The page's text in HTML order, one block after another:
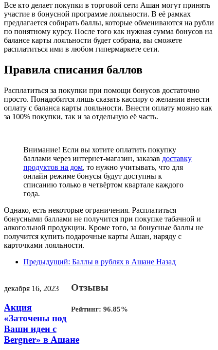
Все кто делает покупки в торговой сети Ашан могут принять
участие в бонусной программе лояльности. В её рамках
предлагается собирать баллы, которые обмениваются на рубли
по понятному курсу. После того как нужная сумма бонусов на
балансе карты лояльности будет собрана, вы сможете
расплатиться ими в любом гипермаркете сети.
Правила списания баллов
Расплатиться за покупки при помощи бонусов достаточно
просто. Понадобится лишь сказать кассиру о желании внести
оплату с баланса карты лояльности. Внести оплату можно как
за 100% покупки, так и за отдельную её часть.
Внимание! Если вы хотите оплатить покупку
баллами через интернет-магазин, заказав доставку
продуктов на дом, то нужно учитывать, что для
онлайн режиме бонусы будут доступны к
списанию только в четвёртом квартале каждого
года.
Однако, есть некоторые ограничения. Расплатиться
бонусными баллами не получится при покупке табачной и
алкогольной продукции. Кроме того, за бонусные баллы не
получится купить подарочные карты Ашан, наряду с
карточками лояльности.
Предыдущий: Баллы в рублях в Ашане Назад
Отзывы
Рейтинг:96.85%
декабря 16, 2023
Акция
«Заточены под
Ваши идеи с
Bergner» в Ашане